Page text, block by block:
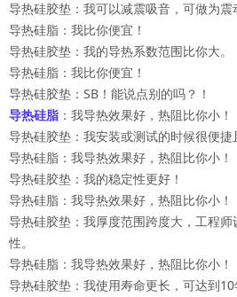
导热硅胶垫：我可以减震吸音，可做为震
导热硅脂：我比你便宜！
导热硅胶垫：我的导热系数范围比你大。
导热硅脂：我比你便宜！
导热硅胶垫：SB！能说点别的吗？！
导热硅脂 ：我导热效果好，热阻比你小！
导热硅胶垫：我安装或测试的时候很便捷
导热硅脂：我导热效果好，热阻比你小！
导热硅胶垫：我的稳定性更好！
导热硅脂：我导热效果好，热阻比你小！
导热硅胶垫：我厚度范围跨度大，工程
性。
导热硅脂：我导热效果好，热阻比你小！
导热硅胶垫：我使用寿命更长，可达到10